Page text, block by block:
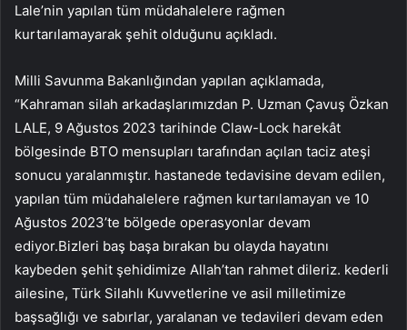
Lale’nin yapılan tüm müdahalelere rağmen
kurtarılamayarak şehit olduğunu açıkladı.
Milli Savunma Bakanlığından yapılan açıklamada,
“Kahraman silah arkadaşlarımızdan P. Uzman Çavuş Özkan
LALE, 9 Ağustos 2023 tarihinde Claw-Lock harekât
bölgesinde BTO mensupları tarafından açılan taciz ateşi
sonucu yaralanmıştır. hastanede tedavisine devam edilen,
yapılan tüm müdahalelere rağmen kurtarılamayan ve 10
Ağustos 2023’te bölgede operasyonlar devam
ediyor.Bizleri baş başa bırakan bu olayda hayatını
kaybeden şehit şehidimize Allah’tan rahmet dileriz. kederli
ailesine, Türk Silahlı Kuvvetlerine ve asil milletimize
başsağlığı ve sabırlar, yaralanan ve tedavileri devam eden